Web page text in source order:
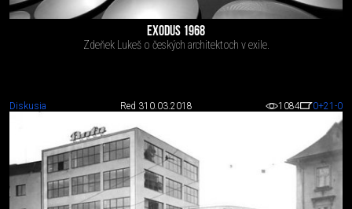
EXODUS 1968
Zdeňek Lukeš o českých architektoch v exile.
Diskusia Red 310.03.2018 1084 0+21 -0